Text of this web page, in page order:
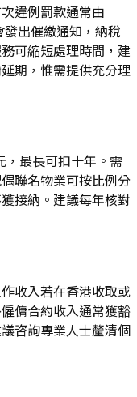
違例罰款通常由
出催繳通知，納稅
可縮短處理時間，建
期，惟需提供充分理
，最長可扣十年。需
聯名物業可按比例分
接納。建議每年核對
收入若在香港收取或
傭合約收入通常獲豁
咨詢專業人士釐清個